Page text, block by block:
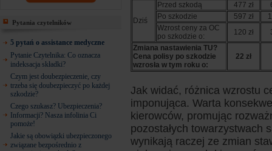
Pytania czytelników
5 pytań o assistance medyczne
Pytanie Czytelnika: Co oznacza
indeksacja składki?
Czym jest doubezpieczenie, czy
trzeba się doubezpieczyć po każdej
szkodzie?
Czego szukasz? Ubezpieczenia?
Informacji? Nasza infolinia Ci
pomoże!
Jakie są obowiązki ubezpieczonego
związane bezpośrednio z
Dziś
Przed szkodą 477 zł
Po szkodzie
597 zł
Wzrost ceny za OC
po szkodzie o:
120 zł
Zmiana nastawienia TU?
Cena polisy po szkodzie
wzrosła w tym roku o:
22 zł
Jak widać, różnica wzrostu
imponująca. Warta
kierowców, promując
pozostałych towarzystwach
wynikają raczej ze zmian